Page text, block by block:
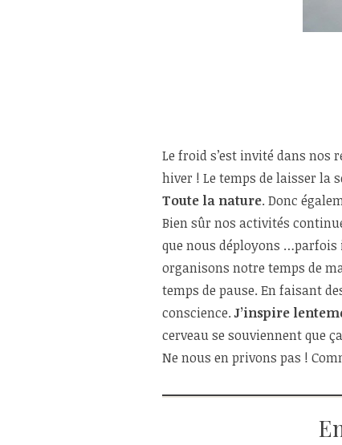
Le froid s’est invité dans nos
hiver ! Le temps de laisser la
Toute la nature. Donc
Bien sûr nos activités
que nous déployons …parfois
organisons notre temps de
temps de pause. En faisant
conscience.J’inspire
cerveau se souviennent que
Ne nous en privons pas !